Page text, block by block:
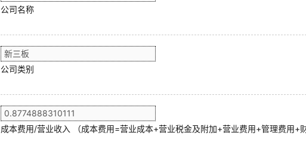
公司名称
公司类别
成本费用/营业收入 （成本费用=营业成本+营业税金及附加+营业费用+管理费用+财